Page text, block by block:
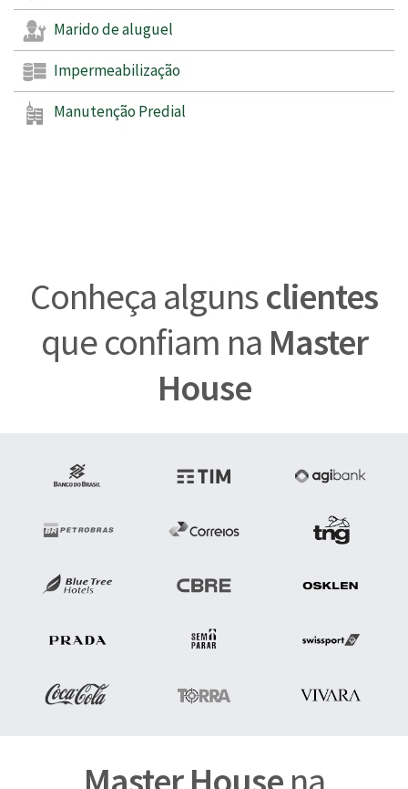
Marido de aluguel
Impermeabilização
Manutenção Predial
Conheça algunsclientes
que confiam na Master
House